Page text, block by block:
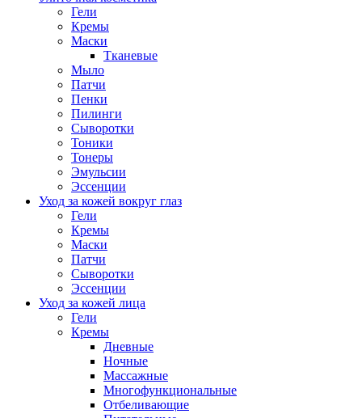
Гели
Кремы
Маски
Тканевые
Мыло
Патчи
Пенки
Пилинги
Сыворотки
Тоники
Тонеры
Эмульсии
Эссенции
Уход за кожей вокруг глаз
Гели
Кремы
Маски
Патчи
Сыворотки
Эссенции
Уход за кожей лица
Гели
Кремы
Дневные
Ночные
Массажные
Многофункциональные
Отбеливающие